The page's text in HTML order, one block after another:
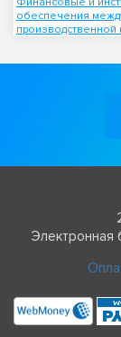
обеспечения
производственной
Электронная